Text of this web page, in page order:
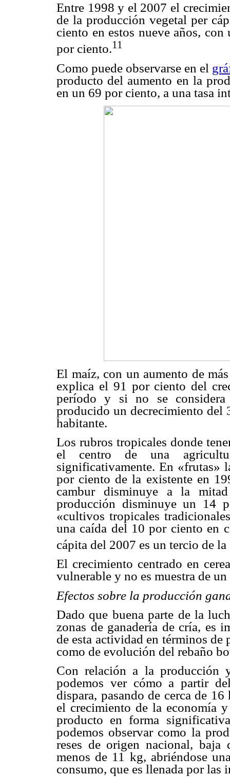
Entre 1998 y el 2007 el
de la producción vegetal per
ciento en estos nueve años,
por ciento.11
Como puede observarse en el
producto del aumento en la
en un 69 por ciento, a una tasa
El maíz, con un aumento de
explica el 91 por ciento del
período y si no se considera
producido un decrecimiento del
habitante.
Los rubros tropicales donde
el centro de una
significativamente. En «frutas»
por ciento de la existente en
cambur disminuye a la
producción disminuye un 14
«cultivos tropicales
una caída del 10 por ciento en
cápita del 2007 es un tercio de
El crecimiento centrado en
vulnerable y no es muestra de
Efectos sobre la producción
Dado que buena parte de la
zonas de ganadería de cría, es
de esta actividad en términos de
como de evolución del rebaño
Con relación a la
podemos ver cómo a partir
dispara, pasando de cerca de
el crecimiento de la economía
producto en forma
podemos observar como la
reses de origen nacional, baja
menos de 11 kg, abriéndose
consumo, que es llenada por las